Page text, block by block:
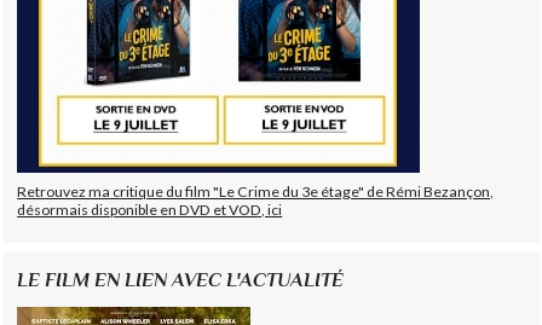
Retrouvez ma critique du film "Le Crime du 3e étage" de Rémi Bezançon,
désormais disponible en DVD et VOD, ici
LE FILM EN LIEN AVEC L'ACTUALITÉ